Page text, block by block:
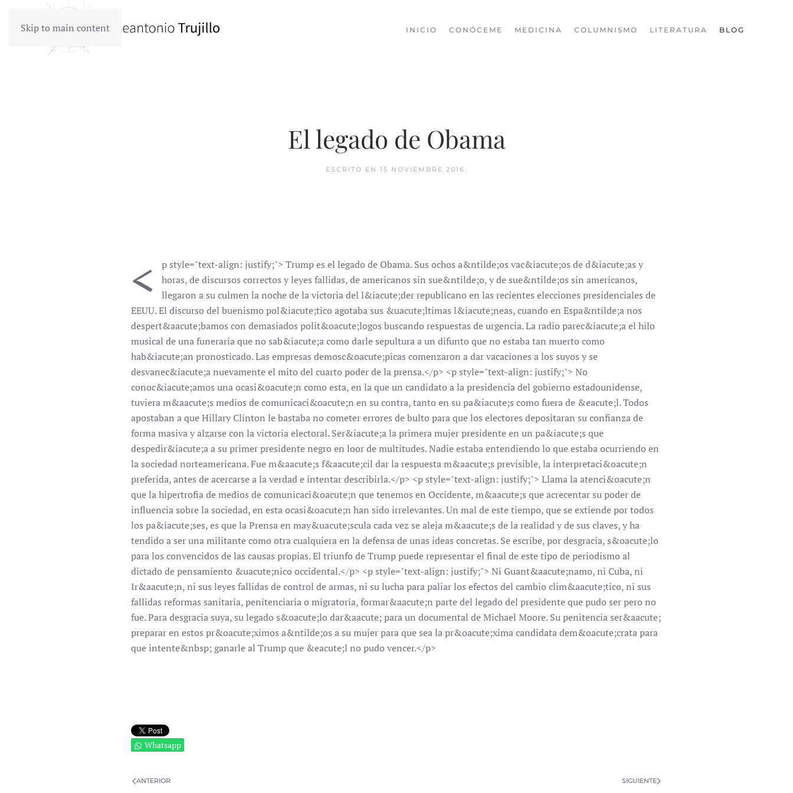
Skip to main content INICIO CONÓCEME MEDICINA COLUMNISMO LITERATURA BLOG
El legado de Obama
ESCRITO EN 15 NOVIEMBRE 2016.
<
p style="text-align: justify;"> Trump es el legado de Obama. Sus ochos a&ntilde;os vac&iacute;os de d&iacute;as y
horas, de discursos correctos y leyes fallidas, de americanos sin sue&ntilde;o, y de sue&ntilde;os sin americanos,
llegaron a su culmen la noche de la victoria del l&iacute;der republicano en las recientes elecciones presidenciales de
EEUU. El discurso del buenismo pol&iacute;tico agotaba sus &uacute;ltimas l&iacute;neas, cuando en Espa&ntilde;a nos
despert&aacute;bamos con demasiados polit&oacute;logos buscando respuestas de urgencia. La radio parec&iacute;a el hilo
musical de una funeraria que no sab&iacute;a como darle sepultura a un difunto que no estaba tan muerto como
hab&iacute;an pronosticado. Las empresas demosc&oacute;picas comenzaron a dar vacaciones a los suyos y se
desvanec&iacute;a nuevamente el mito del cuarto poder de la prensa.</p> <p style="text-align: justify;"> No
conoc&iacute;amos una ocasi&oacute;n como esta, en la que un candidato a la presidencia del gobierno estadounidense,
tuviera m&aacute;s medios de comunicaci&oacute;n en su contra, tanto en su pa&iacute;s como fuera de &eacute;l. Todos
apostaban a que Hillary Clinton le bastaba no cometer errores de bulto para que los electores depositaran su confianza de
forma masiva y alzarse con la victoria electoral. Ser&iacute;a la primera mujer presidente en un pa&iacute;s que
despedir&iacute;a a su primer presidente negro en loor de multitudes. Nadie estaba entendiendo lo que estaba ocurriendo en
la sociedad norteamericana. Fue m&aacute;s f&aacute;cil dar la respuesta m&aacute;s previsible, la interpretaci&oacute;n
preferida, antes de acercarse a la verdad e intentar describirla.</p> <p style="text-align: justify;"> Llama la atenci&oacute;n
que la hipertrofia de medios de comunicaci&oacute;n que tenemos en Occidente, m&aacute;s que acrecentar su poder de
influencia sobre la sociedad, en esta ocasi&oacute;n han sido irrelevantes. Un mal de este tiempo, que se extiende por todos
los pa&iacute;ses, es que la Prensa en may&uacute;scula cada vez se aleja m&aacute;s de la realidad y de sus claves, y ha
tendido a ser una militante como otra cualquiera en la defensa de unas ideas concretas. Se escribe, por desgracia, s&oacute;lo
para los convencidos de las causas propias. El triunfo de Trump puede representar el final de este tipo de periodismo al
dictado de pensamiento &uacute;nico occidental.</p> <p style="text-align: justify;"> Ni Guant&aacute;namo, ni Cuba, ni
Ir&aacute;n, ni sus leyes fallidas de control de armas, ni su lucha para paliar los efectos del cambio clim&aacute;tico, ni sus
fallidas reformas sanitaria, penitenciaria o migratoria, formar&aacute;n parte del legado del presidente que pudo ser pero no
fue. Para desgracia suya, su legado s&oacute;lo dar&aacute; para un documental de Michael Moore. Su penitencia ser&aacute;
preparar en estos pr&oacute;ximos a&ntilde;os a su mujer para que sea la pr&oacute;xima candidata dem&oacute;crata para
que intente&nbsp; ganarle al Trump que &eacute;l no pudo vencer.</p>
Whatsapp
ANTERIOR SIGUIENTE